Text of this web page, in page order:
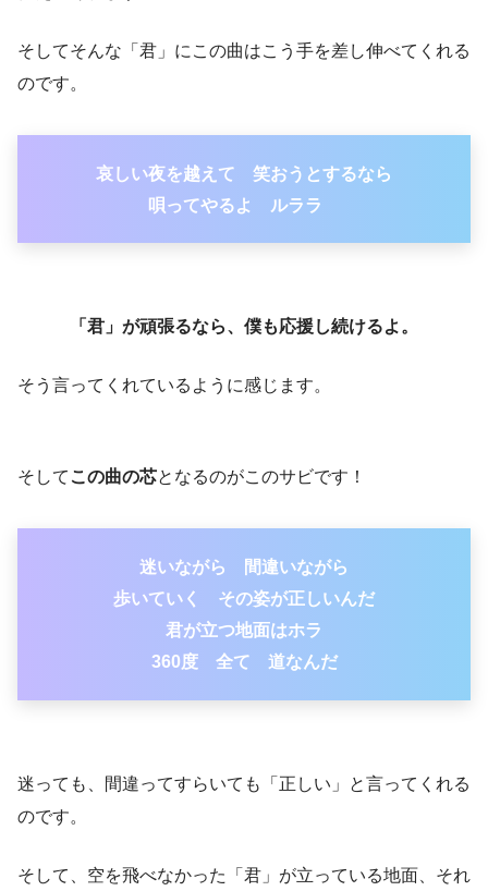
そしてそんな「君」にこの曲はこう手を差し伸べてくれる
のです。
哀しい夜を越えて 笑おうとするなら
唄ってやるよ ルララ
「君」が頑張るなら、僕も応援し続けるよ。
そう言ってくれているように感じます。
そして この曲の芯となるのがこのサビです！
迷いながら 間違いながら
歩いていく その姿が正しいんだ
君が立つ地面はホラ
360度 全て 道なんだ
迷っても、間違ってすらいても「正しい」と言ってくれる
のです。
そして、空を飛べなかった「君」が立っている地面、それ